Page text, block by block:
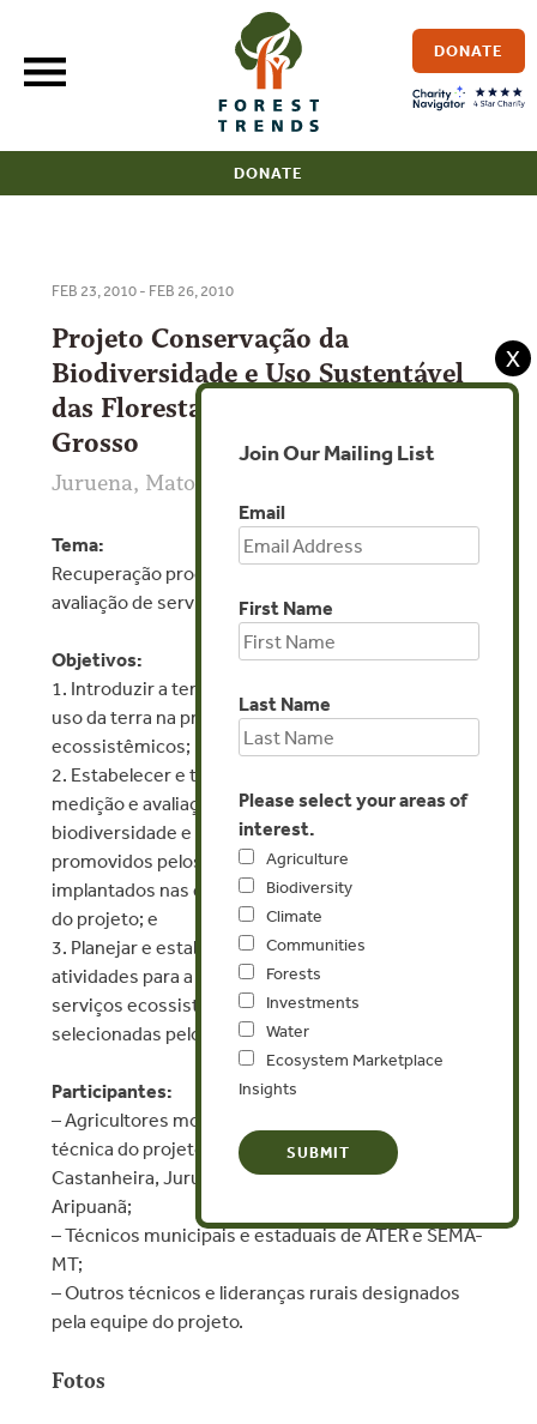
content
DONATE
DONATE
FEB 23, 2010 - FEB 26, 2010
Projeto Conservação da
Biodiversidade e Uso Sustentável
das Florestas no Noroeste de Mato
Grosso
Juruena, Mato Grosso, Brasil
Tema:
Recuperação produtiva de passivo ambiental e
avaliação de serviços ecossistêmicos
Objetivos:
1. Introduzir a temática do papel dos sistemas de
uso da terra na promoção de serviços
ecossistêmicos;
2. Estabelecer e testar uma metodologia para a
medição e avaliação dos serviços ambientais –
biodiversidade e sequestro de carbono –
promovidos pelos sistemas agroflorestais
implantados nas diversas regiões de abrangência
do projeto; e
3. Planejar e estabelecer um cronograma de
atividades para a mensuração e avaliação dos
serviços ecossistêmicos nas propriedades
selecionadas pelo projeto.
Participantes:
– Agricultores monitores selecionados pela equipe
técnica do projeto dos Municí­pios de Juí­na,
Castanheira, Juruena, Cotriguaçu, Colniza e
Aripuanã;
– Técnicos municipais e estaduais de ATER e SEMA-
MT;
– Outros técnicos e lideranças rurais designados
pela equipe do projeto.
Fotos
X
Join Our Mailing List
Email
First Name
Last Name
Please select your areas of
interest.
Agriculture
Biodiversity
Climate
Communities
Forests
Investments
Water
Ecosystem Marketplace
Insights